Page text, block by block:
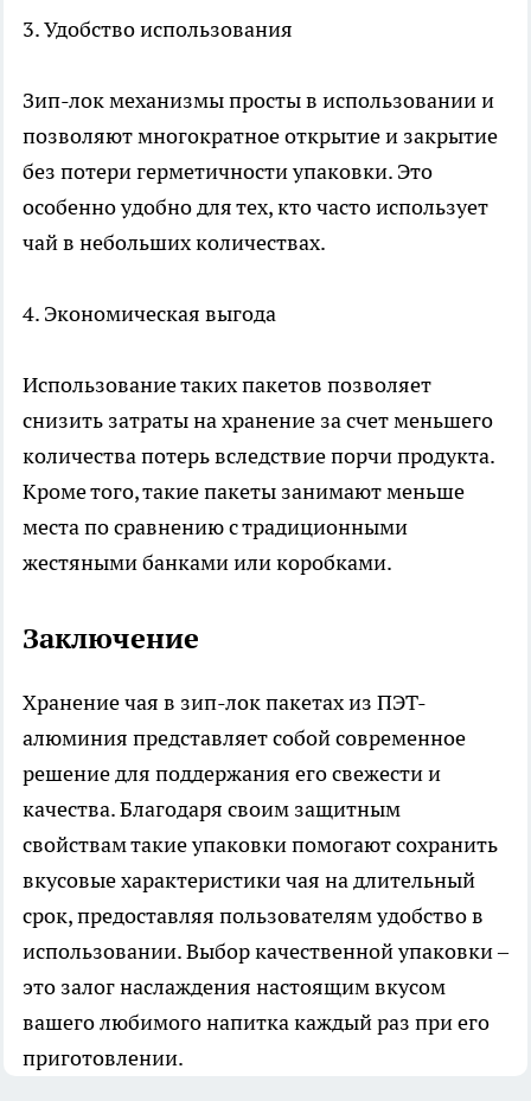
3. Удобство использования
Зип-лок механизмы просты в использовании и
позволяют многократное открытие и закрытие
без потери герметичности упаковки. Это
особенно удобно для тех, кто часто использует
чай в небольших количествах.
4. Экономическая выгода
Использование таких пакетов позволяет
снизить затраты на хранение за счет меньшего
количества потерь вследствие порчи продукта.
Кроме того, такие пакеты занимают меньше
места по сравнению с традиционными
жестяными банками или коробками.
Заключение
Хранение чая в зип-лок пакетах из ПЭТ-
алюминия представляет собой современное
решение для поддержания его свежести и
качества. Благодаря своим защитным
свойствам такие упаковки помогают сохранить
вкусовые характеристики чая на длительный
срок, предоставляя пользователям удобство в
использовании. Выбор качественной упаковки –
это залог наслаждения настоящим вкусом
вашего любимого напитка каждый раз при его
приготовлении.